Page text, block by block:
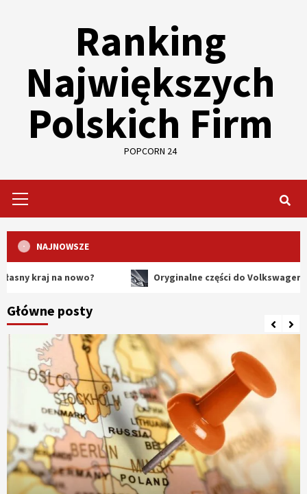
Ranking
Największych
Polskich Firm
POPCORN 24
Menu
NAJNOWSZE
na nowo? Oryginalne części do Volkswagena –
Główne posty